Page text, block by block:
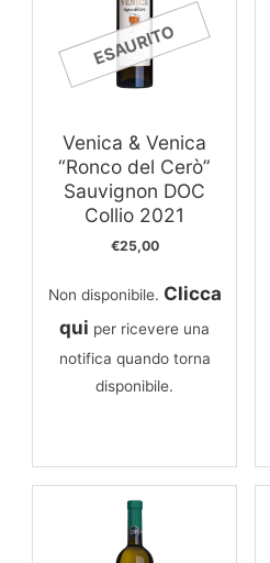
ESAURITO
Venica & Venica
“Ronco del Cerò”
Sauvignon DOC
Collio 2021
€25,00
Non disponibile. Clicca
qui per ricevere una
notifica quando torna
disponibile.